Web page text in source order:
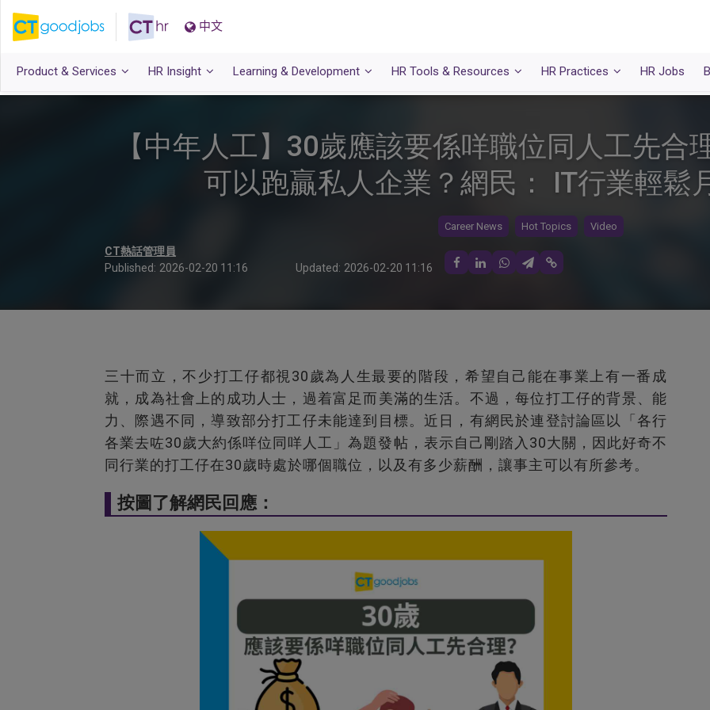
中文
Product & Services HR Insight Learning & Development HR Tools & Resources HR Practices HR Jobs
【中年人工】30歲應該要係咩職位同人工先合
可以跑贏私人企業？網民： IT行業輕鬆
Career News Hot Topics Video
CT熱話管理員
Published: 2026-02-20 11:16 Updated: 2026-02-20 11:16
三十而立，不少打工仔都視30歲為人生最要的階段，希望自己能在事業上有一番成
就，成為社會上的成功人士，過着富足而美滿的生活。不過，每位打工仔的背景、能
力、際遇不同，導致部分打工仔未能達到目標。近日，有網民於連登討論區以「各行
各業去咗30歲大約係咩位同咩人工」為題發帖，表示自己剛踏入30大關，因此好奇不
同行業的打工仔在30歲時處於哪個職位，以及有多少薪酬，讓事主可以有所參考。
按圖了解網民回應：